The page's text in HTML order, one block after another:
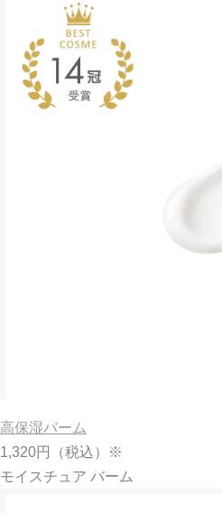
高保湿バーム
1,320円
（税込）※
モイスチュア バーム